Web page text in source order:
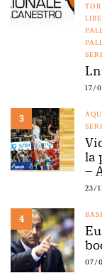
17/
3
la
–
23/
4
07/